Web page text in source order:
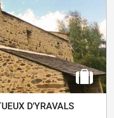
D'YRAVALS